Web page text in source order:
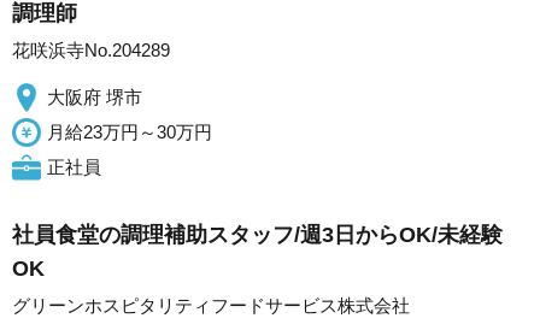
調理師
花咲浜寺No.204289
大阪府 堺市
月給23万円～30万円
正社員
社員食堂の調理補助スタッフ/週3日からOK/未経験
OK
グリーンホスピタリティフードサービス株式会社